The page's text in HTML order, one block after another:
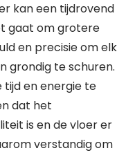
kan een tijdrovend
gaat om grotere
en precisie om elk
grondig te schuren.
tijd en energie te
dat het
is en de vloer er
verstandig om